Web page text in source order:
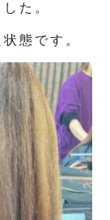
た。
態です。